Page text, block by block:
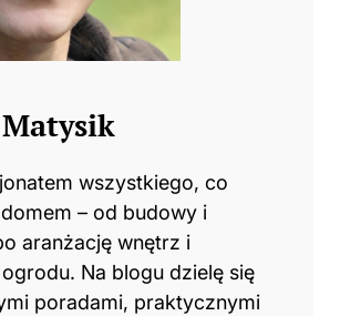
wszystkiego, co
– od budowy i
aranżację wnętrz i
Na blogu dzielę się
poradami, praktycznymi